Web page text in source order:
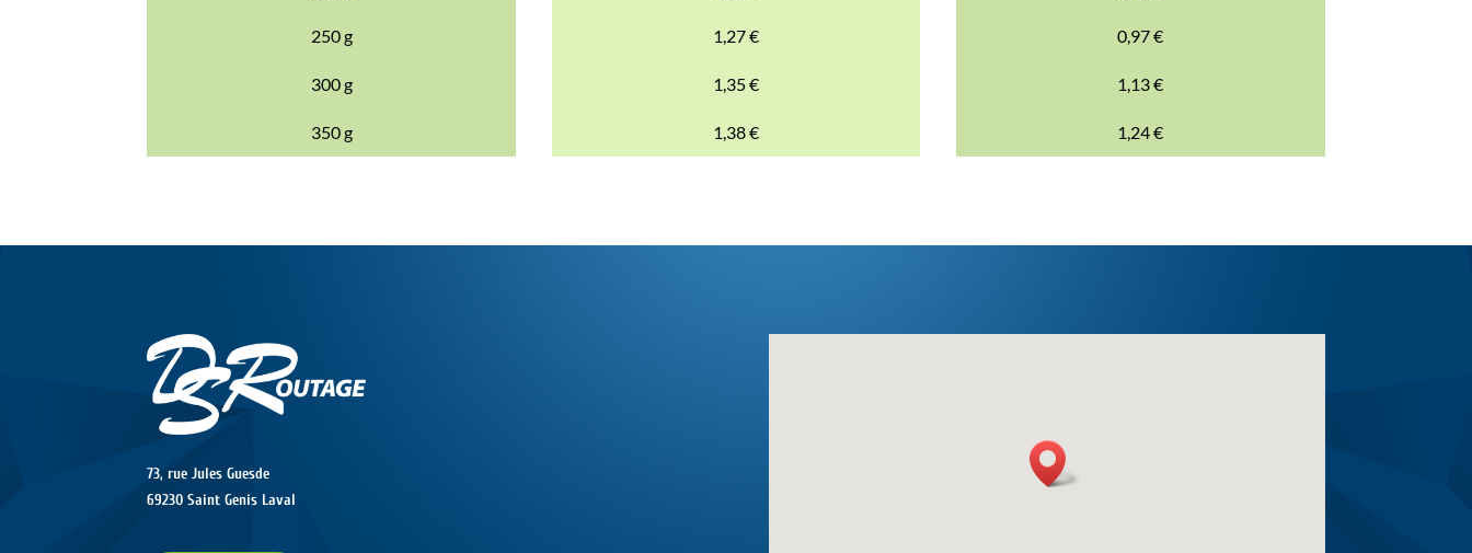
250 g
300 g
350 g
1,27 €
1,35 €
1,38 €
0,97 €
1,13 €
1,24 €
73, rue Jules Guesde
69230 Saint Genis Laval